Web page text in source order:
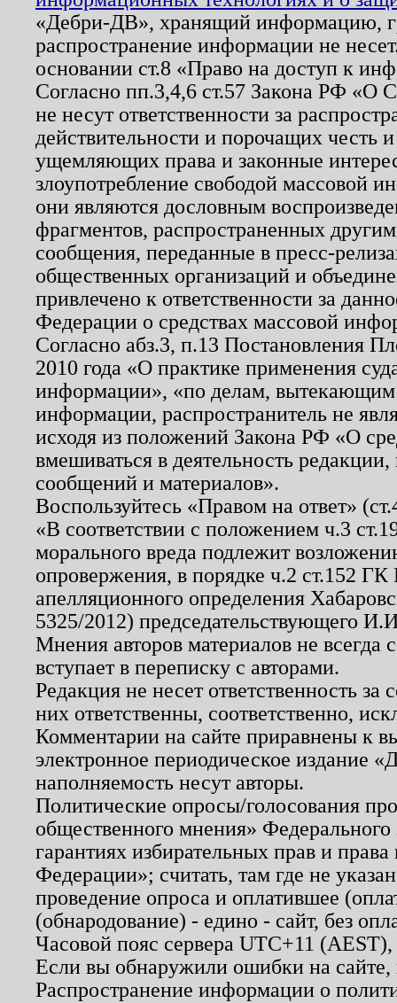
«Дебри-ДВ», хранящий информацию,
распространение информации не
основании ст.8 «Право на доступ к
Согласно пп.3,4,6 ст.57 Закона РФ «О
не несут ответственности за
действительности и порочащих честь
ущемляющих права и законные
злоупотребление свободой массовой
они являются дословным
фрагментов, распространенных
сообщения, переданные в пресс-
общественных организаций и
привлечено к ответственности за
Федерации о средствах массовой
Согласно абз.3, п.13 Постановления
2010 года «О практике применения
информации», «по делам, вытекающим
информации, распространитель не
исходя из положений Закона РФ «О
вмешиваться в деятельность
сообщений и материалов».
Воспользуйтесь «Правом на ответ»
«В соответствии с положением ч.3
морального вреда подлежит
опровержения, в порядке ч.2 ст.152
апелляционного определения
5325/2012) председательствующего
Мнения авторов материалов не
вступает в переписку с авторами.
Редакция не несет ответственность
них ответственны, соответственно,
Комментарии на сайте приравнены к
электронное периодическое издание
наполняемость несут авторы.
Политические опросы/голосования
общественного мнения»
гарантиях избирательных прав и
Федерации»; считать, там где не
проведение опроса и оплатившее
(обнародование) - едино - сайт, без
Часовой пояс сервера UTC+11
Если вы обнаружили ошибки на
Распространение информации о